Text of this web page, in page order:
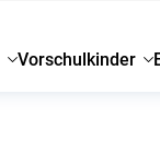
Vorschulkinder